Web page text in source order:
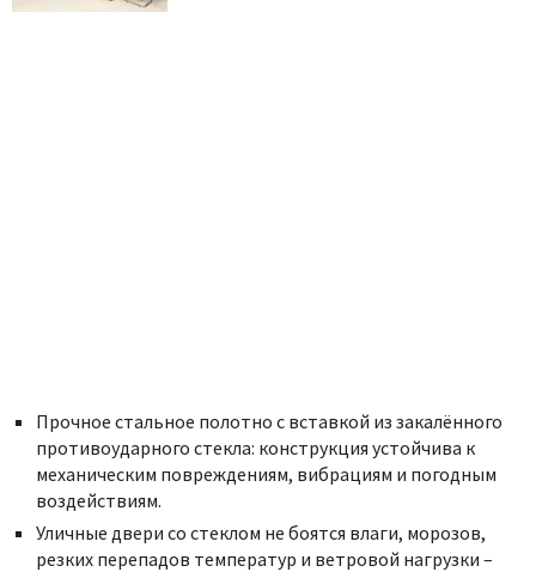
Прочное стальное полотно с вставкой из закалённого
противоударного стекла: конструкция устойчива к
механическим повреждениям, вибрациям и погодным
воздействиям.
Уличные двери со стеклом не боятся влаги, морозов,
резких перепадов температур и ветровой нагрузки –